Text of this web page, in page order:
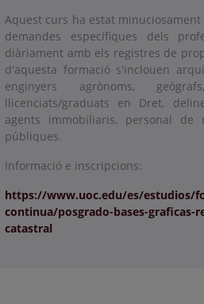
Aquest curs ha estat
demandes específiques dels
diàriament amb els registres de
d'aquesta formació s'inclouen
enginyers agrònoms,
llicenciats/graduats en Dret,
agents immobiliaris, personal de
públiques.
Informació e inscripcions:
https://www.uoc.edu/es/estudios/
continua/posgrado-bases-graficas-
catastral